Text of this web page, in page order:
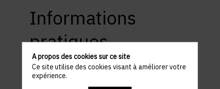
Informations
pratiques
ACCÈS ET STATIONNEMENT
A propos des cookies sur ce site
Ce site utilise des cookies visant à améliorer votre
expérience.